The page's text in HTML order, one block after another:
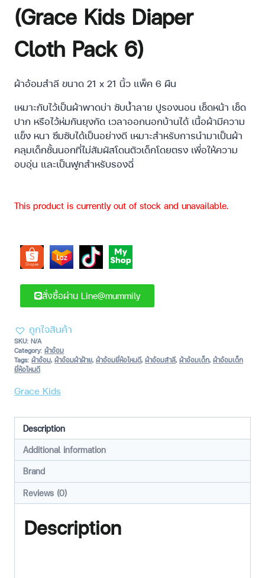
(Grace Kids Diaper
Cloth Pack 6)
ผ้าอ้อมสำลี ขนาด 21 x 21 นิ้ว แพ็ค 6 ผืน
เหมาะกับไว้เป็นผ้าพาดบ่า ซับน้ำลาย ปูรองนอน เช็ดหน้า เช็ด
ปาก หรือไว้ห่มกันยุงกัด เวลาออกนอกบ้านได้ เนื้อผ้ามีความ
แข็ง หนา ซึมซับได้เป็นอย่างดี เหมาะสำหรับการนำมาเป็นผ้า
คลุมเด็กชั้นนอกที่ไม่สัมผัสโดนตัวเด็กโดยตรง เพื่อให้ความ
อบอุ่น และเป็นฟูกสำหรับรองฉี่
This product is currently out of stock and unavailable.
สั่งซื้อผ่าน Line@mummily
ถูกใจสินค้า
SKU: N/A
Category: ผ้าอ้อม
Tags: ผ้าอ้อม, ผ้าอ้อมผ้าฝ้าย, ผ้าอ้อมยี่ห้อไหนดี, ผ้าอ้อมสำลี, ผ้าอ้อมเด็ก, ผ้าอ้อมเด็ก
ยี่ห้อไหนดี
Grace Kids
Description
Additional information
Brand
Reviews (0)
Description